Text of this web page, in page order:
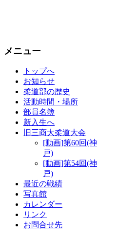
メニュー
トップへ
お知らせ
柔道部の歴史
活動時間・場所
部員名簿
新入生へ
旧三商大柔道大会
[動画]第60回(神
戸)
[動画]第54回(神
戸)
最近の戦績
写真館
カレンダー
リンク
お問合せ先